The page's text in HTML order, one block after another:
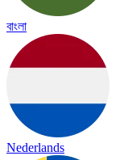
বাংলা
Nederlands